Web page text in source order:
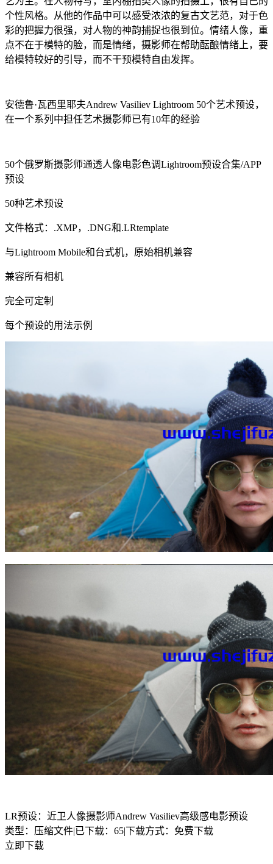
个性风格。从他的作品中可以感受浓浓的复古文艺范，对于色
彩的把握力很强，对人物的神韵捕捉也很到位。情绪人像，重
点不在于模特的脸，而是情绪，摄影师在帮助酝酿情绪上，要
给模特较好的引导，而不干预模特自由发挥。
安德鲁·瓦西里耶夫Andrew Vasiliev Lightroom 50个艺术预设，
在一个系列中担任艺术摄影师已有10年的经验
50个俄罗斯摄影师通透人像电影色调Lightroom预设合集/APP
预设
50种艺术预设
文件格式：.XMP，.DNG和.LRtemplate
与Lightroom Mobile和台式机，原始相机兼容
兼容所有相机
完全可定制
每个预设的用法示例
LR预设：近卫人像摄影师Andrew Vasiliev高级感电影预设
类型：压缩文件|已下载：65|下载方式：免费下载
立即下载